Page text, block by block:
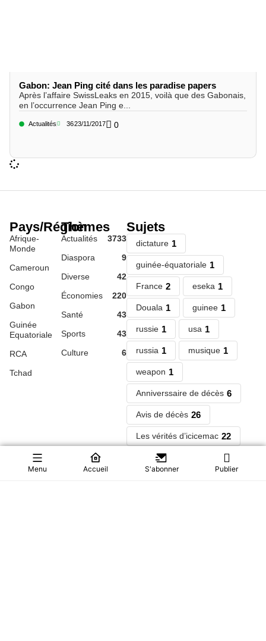
Gabon: Jean Ping cité dans les paradise papers
Après l’affaire SwissLeaks en 2015, voilà que des Gabonais,
en l’occurrence Jean Ping e...
Actualités 3623/11/2017 0
Pays/Région
Afrique-
Monde
Cameroun
Congo
Gabon
Guinée
Equatoriale
RCA
Tchad
Thèmes
Actualités
3733
Diaspora
9
Diverse
42
Économies
220
Santé
43
Sports
43
Culture
6
Sujets
dictature 1
guinée-équatoriale 1
France 2 eseka 1
Douala 1 guinee 1
russie 1 usa 1
russia 1 musique 1
weapon 1
Anniverssaire de décès 6
Avis de décès 26
Les vérités d’icicemac 22
1
Menu Accueil S'abonner Publier